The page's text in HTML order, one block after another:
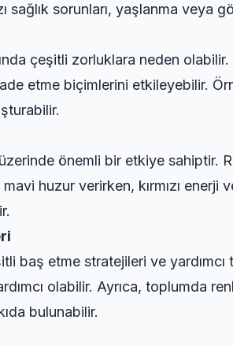
sağlık sorunları, yaşlanma veya
çeşitli zorluklara neden
etme biçimlerini etkileyebilir.
önemli bir etkiye sahiptir.
huzur verirken, kırmızı
baş etme stratejileri ve
olabilir. Ayrıca, toplumda
bulunabilir.